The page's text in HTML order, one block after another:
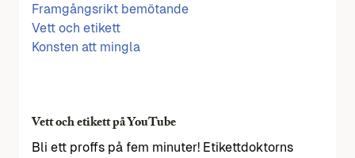
Framgångsrikt bemötande
Vett och etikett
Konsten att mingla
Vett och etikett på YouTube
Bli ett proffs på fem minuter! Etikettdoktorns